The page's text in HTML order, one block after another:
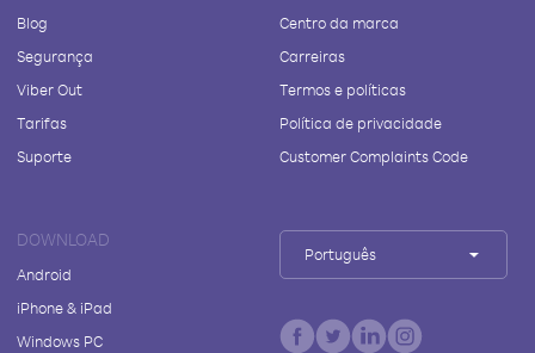
Blog
Segurança
Viber Out
Tarifas
Suporte
Centro da marca
Carreiras
Termos e políticas
Política de privacidade
Customer Complaints Code
DOWNLOAD
Android
iPhone & iPad
Windows PC
Português